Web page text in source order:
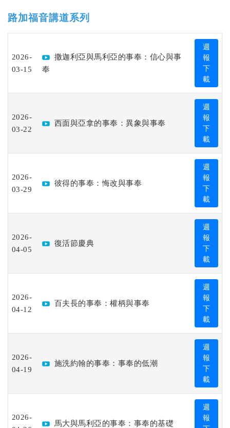
路加福音講道系列
2026-
03-15
撒迦利亞與馬利亞的事奉：信心與事
奉
週
報
下
載
2026-
03-22
西面與亞拿的事奉：異象與事奉
週
報
下
載
2026-
03-29
彼得的事奉：悔改與事奉
週
報
下
載
2026-
04-05
復活節慶典
週
報
下
載
2026-
04-12
百夫長的事奉：權柄與事奉
週
報
下
載
2026-
04-19
施洗約翰的事奉：事奉的低潮
週
報
下
載
2026-
馬大與馬利亞的事奉：事奉的基礎
週
報